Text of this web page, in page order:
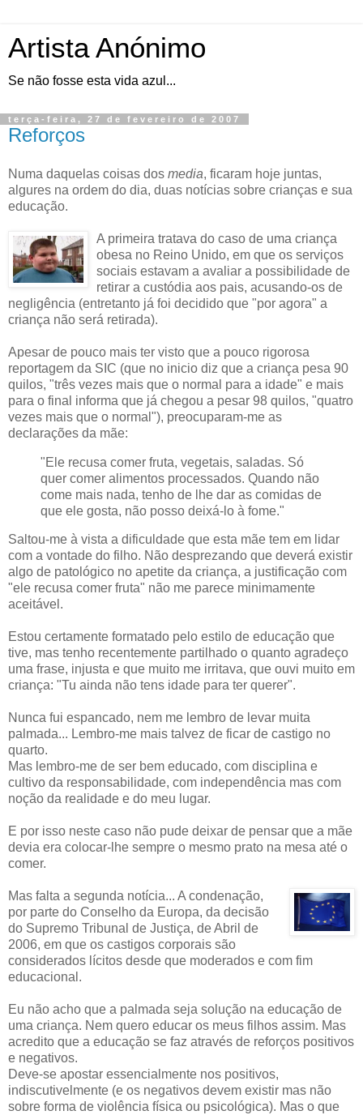
Artista Anónimo
Se não fosse esta vida azul...
terça-feira, 27 de fevereiro de 2007
Reforços
Numa daquelas coisas dos media, ficaram hoje juntas,
algures na ordem do dia, duas notícias sobre crianças e sua
educação.
A primeira tratava do caso de uma criança
obesa no Reino Unido, em que os serviços
sociais estavam a avaliar a possibilidade de
retirar a custódia aos pais, acusando-os de
negligência (entretanto já foi decidido que "por agora" a
criança não será retirada).
Apesar de pouco mais ter visto que a pouco rigorosa
reportagem da SIC (que no inicio diz que a criança pesa 90
quilos, "três vezes mais que o normal para a idade" e mais
para o final informa que já chegou a pesar 98 quilos, "quatro
vezes mais que o normal "), preocuparam-me as
declarações da mãe:
"Ele recusa comer fruta, vegetais, saladas. Só
quer comer alimentos processados. Quando não
come mais nada, tenho de lhe dar as comidas de
que ele gosta, não posso deixá-lo à fome."
Saltou-me à vista a dificuldade que esta mãe tem em lidar
com a vontade do filho. Não desprezando que deverá existir
algo de patológico no apetite da criança, a justificação com
"ele recusa comer fruta" não me parece minimamente
aceitável.
Estou certamente formatado pelo estilo de educação que
tive, mas tenho recentemente partilhado o quanto agradeço
uma frase, injusta e que muito me irritava, que ouvi muito em
criança: "Tu ainda não tens idade para ter querer".
Nunca fui espancado, nem me lembro de levar muita
palmada... Lembro-me mais talvez de ficar de castigo no
quarto.
Mas lembro-me de ser bem educado, com disciplina e
cultivo da responsabilidade, com independência mas com
noção da realidade e do meu lugar.
E por isso neste caso não pude deixar de pensar que a mãe
devia era colocar-lhe sempre o mesmo prato na mesa até o
comer.
Mas falta a segunda notícia... A condenação,
por parte do Conselho da Europa, da decisão
do Supremo Tribunal de Justiça, de Abril de
2006, em que os castigos corporais são
considerados lícitos desde que moderados e com fim
educacional.
Eu não acho que a palmada seja solução na educação de
uma criança. Nem quero educar os meus filhos assim. Mas
acredito que a educação se faz através de reforços positivos
e negativos.
Deve-se apostar essencialmente nos positivos,
indiscutivelmente (e os negativos devem existir mas não
sobre forma de violência física ou psicológica). Mas o que